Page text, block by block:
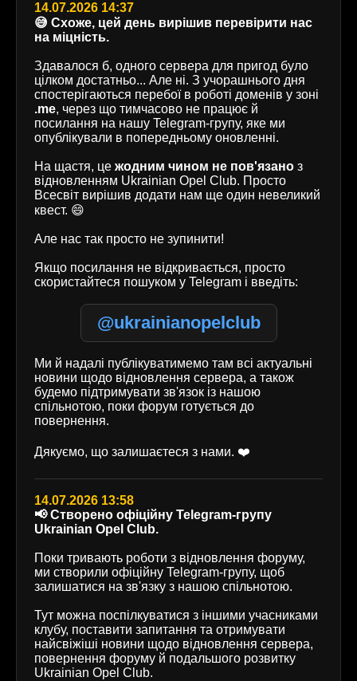
14.07.2026 14:37
😅 Схоже, цей день вирішив перевірити нас
на міцність.
Здавалося б, одного сервера для пригод було
цілком достатньо... Але ні. З учорашнього дня
спостерігаються перебої в роботі доменів у зоні
.me, через що тимчасово не працює й
посилання на нашу Telegram-групу, яке ми
опублікували в попередньому оновленні.
На щастя, це жодним чином не пов'язано з
відновленням Ukrainian Opel Club. Просто
Всесвіт вирішив додати нам ще один невеликий
квест. 😄
Але нас так просто не зупинити!
Якщо посилання не відкривається, просто
скористайтеся пошуком у Telegram і введіть:
@ukrainianopelclub
Ми й надалі публікуватимемо там всі актуальні
новини щодо відновлення сервера, а також
будемо підтримувати зв'язок із нашою
спільнотою, поки форум готується до
повернення.
Дякуємо, що залишаєтеся з нами. ❤️
14.07.2026 13:58
📢 Створено офіційну Telegram-групу
Ukrainian Opel Club.
Поки тривають роботи з відновлення форуму,
ми створили офіційну Telegram-групу, щоб
залишатися на зв'язку з нашою спільнотою.
Тут можна поспілкуватися з іншими учасниками
клубу, поставити запитання та отримувати
найсвіжіші новини щодо відновлення сервера,
повернення форуму й подальшого розвитку
Ukrainian Opel Club.